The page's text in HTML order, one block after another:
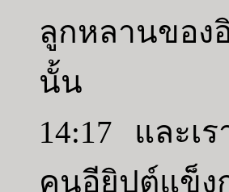
ลูกหลานของ
นั้น
14:17 และเ
คนอียิปต์แข็ง